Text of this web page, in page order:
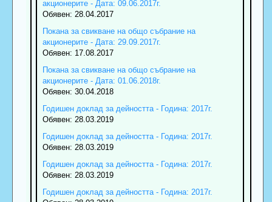
акционерите - Дата: 09.06.2017г.
Обявен: 28.04.2017
Покана за свикване на общо събрание на
акционерите - Дата: 29.09.2017г.
Обявен: 17.08.2017
Покана за свикване на общо събрание на
акционерите - Дата: 01.06.2018г.
Обявен: 30.04.2018
Годишен доклад за дейността - Година: 2017г.
Обявен: 28.03.2019
Годишен доклад за дейността - Година: 2017г.
Обявен: 28.03.2019
Годишен доклад за дейността - Година: 2017г.
Обявен: 28.03.2019
Годишен доклад за дейността - Година: 2017г.